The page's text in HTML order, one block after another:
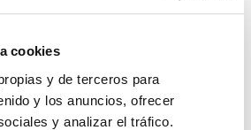
cookies
y de terceros para
y los anuncios, ofrecer
y analizar el tráfico.
*